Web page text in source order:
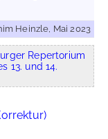
Heinzle, Mai 2023
Repertorium
13. und 14.